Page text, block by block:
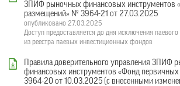
ЗПИФ рыночных финансовых инструментов
размещений» № 3964-21 от 27.03.2025
опубликовано 27.03.2025
Доступ предоставляется до дня исключения
из реестра паевых инвестиционных фондов
Правила доверительного управления ЗПИФ
финансовых инструментов «Фонд
3964-20 от 10.03.2025 (с внесенными